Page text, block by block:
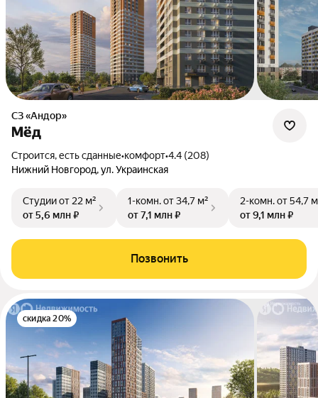
СЗ «Андор»
Мёд
Строится, есть сданные•комфорт•4.4 (208)
Нижний Новгород, ул. Украинская
Студииот 22 м²
от 5,6 млн ₽
1-комн.от 34,7 м²
от 7,1 млн ₽
2-комн.от 54,7
от 9,1 млн ₽
Позвонить
скидка 20%